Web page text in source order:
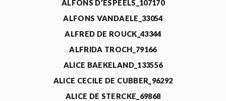
ALFONS D’ESPEELS_107170
ALFONS VANDAELE_33054
ALFRED DE ROUCK_43344
ALFRIDA TROCH_79166
ALICE BAEKELAND_133556
ALICE CECILE DE CUBBER_96292
ALICE DE STERCKE_69868